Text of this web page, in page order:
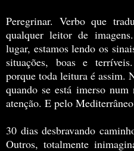
Peregrinar. Verbo que
qualquer leitor de
lugar, estamos lendo os
situações, boas e
porque toda leitura é assim.
quando se está imerso
atenção. E pelo
30 dias desbravando
Outros, totalmente